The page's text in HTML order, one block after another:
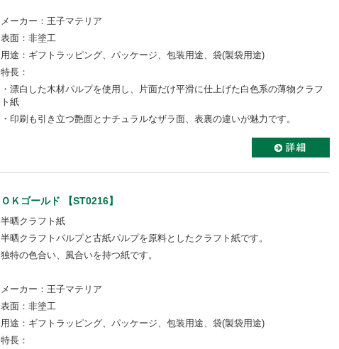
メーカー：王子マテリア
表面：非塗工
用途：ギフトラッピング、パッケージ、包装用途、袋(製袋用途)
特長：
・漂白した木材パルプを使用し、片面だけ平滑に仕上げた白色系の薄物クラフ
ト紙
・印刷も引き立つ艶面とナチュラルなザラ面、表裏の違いが魅力です。
ＯＫゴールド 【ST0216】
半晒クラフト紙
半晒クラフトパルプと古紙パルプを原料としたクラフト紙です。
独特の色合い、風合いを持つ紙です。
メーカー：王子マテリア
表面：非塗工
用途：ギフトラッピング、パッケージ、包装用途、袋(製袋用途)
特長：